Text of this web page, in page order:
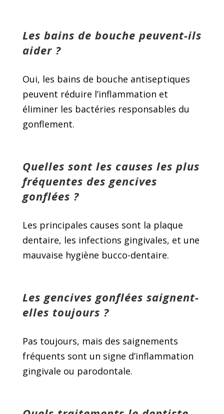
Les bains de bouche peuvent-ils
aider ?
Oui, les bains de bouche antiseptiques
peuvent réduire l’inflammation et
éliminer les bactéries responsables du
gonflement.
Quelles sont les causes les plus
fréquentes des gencives
gonflées ?
Les principales causes sont la plaque
dentaire, les infections gingivales, et une
mauvaise hygiène bucco-dentaire.
Les gencives gonflées saignent-
elles toujours ?
Pas toujours, mais des saignements
fréquents sont un signe d’inflammation
gingivale ou parodontale.